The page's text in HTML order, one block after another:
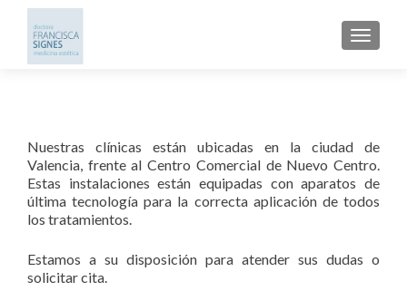
Nuestras clínicas están ubicadas en la ciudad de
Valencia, frente al Centro Comercial de Nuevo Centro.
Estas instalaciones están equipadas con aparatos de
última tecnología para la correcta aplicación de todos
los tratamientos.
Estamos a su disposición para atender sus dudas o
solicitar cita.